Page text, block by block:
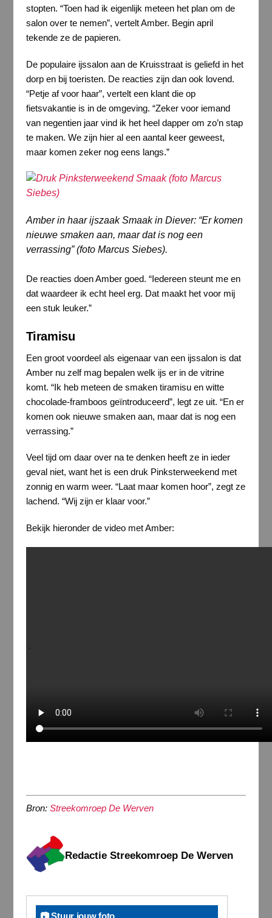
stopten. “Toen had ik eigenlijk meteen het plan om de
salon over te nemen”, vertelt Amber. Begin april
tekende ze de papieren.
De populaire ijssalon aan de Kruisstraat is geliefd in het
dorp en bij toeristen. De reacties zijn dan ook lovend.
“Petje af voor haar”, vertelt een klant die op
fietsvakantie is in de omgeving. “Zeker voor iemand
van negentien jaar vind ik het heel dapper om zo’n stap
te maken. We zijn hier al een aantal keer geweest,
maar komen zeker nog eens langs.”
Amber in haar ijszaak Smaak in Diever: “Er komen
nieuwe smaken aan, maar dat is nog een
verrassing” (foto Marcus Siebes).
De reacties doen Amber goed. “Iedereen steunt me en
dat waardeer ik echt heel erg. Dat maakt het voor mij
een stuk leuker.”
Tiramisu
Een groot voordeel als eigenaar van een ijssalon is dat
Amber nu zelf mag bepalen welk ijs er in de vitrine
komt. “Ik heb meteen de smaken tiramisu en witte
chocolade-framboos geïntroduceerd”, legt ze uit. “En er
komen ook nieuwe smaken aan, maar dat is nog een
verrassing.”
Veel tijd om daar over na te denken heeft ze in ieder
geval niet, want het is een druk Pinksterweekend met
zonnig en warm weer. “Laat maar komen hoor”, zegt ze
lachend. “Wij zijn er klaar voor.”
Bekijk hieronder de video met Amber:
Bron: Streekomroep De Werven
Redactie Streekomroep De Werven